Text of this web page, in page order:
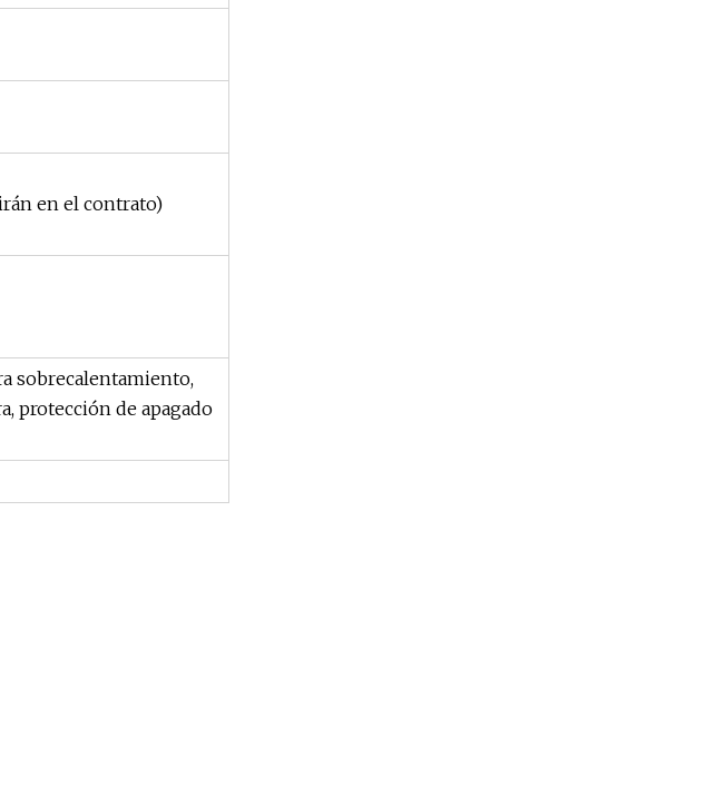
en el contrato)
sobrecalentamiento,
protección de apagado